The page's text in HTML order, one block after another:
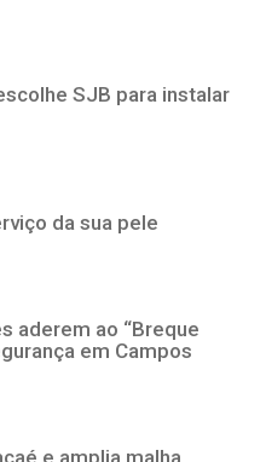
SJB para instalar
da sua pele
aderem ao “Breque
em Campos
e amplia malha